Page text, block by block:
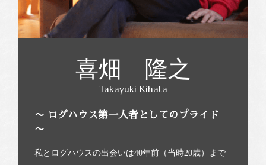
喜畑 隆之
Takayuki Kihata
〜 ログハウス第一人者としてのプライド
〜
私とログハウスの出会いは40年前（当時20歳）まで